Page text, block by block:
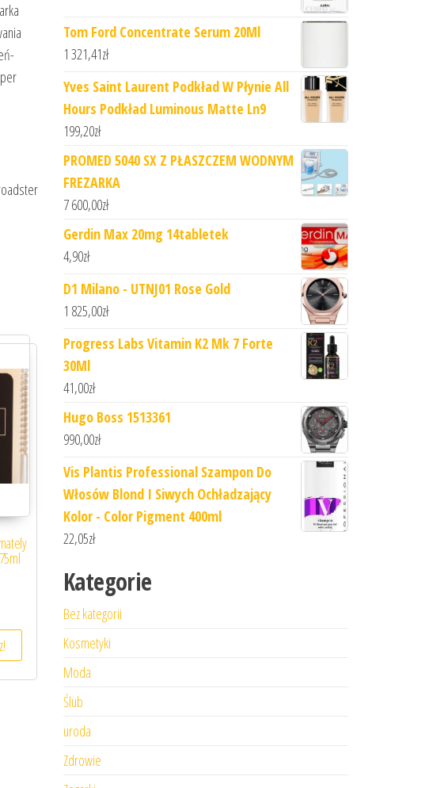
Tom Ford Concentrate Serum 20Ml
1 321,41zł
Yves Saint Laurent Podkład W Płynie All
Hours Podkład Luminous Matte Ln9
199,20zł
PROMED 5040 SX Z PŁASZCZEM WODNYM
FREZARKA
7 600,00zł
Gerdin Max 20mg 14tabletek
4,90zł
D1 Milano - UTNJ01 Rose Gold
1 825,00zł
Progress Labs Vitamin K2 Mk 7 Forte
30Ml
41,00zł
Hugo Boss 1513361
990,00zł
Vis Plantis Professional Szampon Do
Włosów Blond I Siwych Ochładzający
Kolor - Color Pigment 400ml
22,05zł
Kategorie
Bez kategorii
Kosmetyki
Moda
Ślub
uroda
Zdrowie